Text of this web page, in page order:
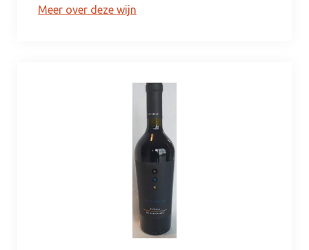
Meer over deze wijn